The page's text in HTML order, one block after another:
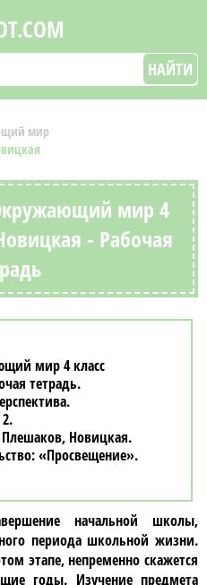
НАЙТИ
мир
мир 4
- Рабочая
мир 4 класс
тетрадь
Плешаков, Новицкая
«Просвещение»
начальной школы,
периода школьной жизни.
этапе, непременно скажется
годы. Изучение предмета